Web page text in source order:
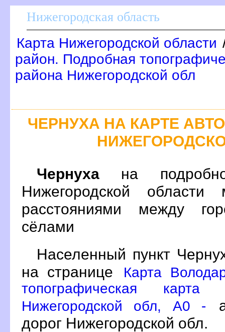
Нижегородская область
Карта Нижегородской области
район. Подробная
района Нижегородской обл
ЧЕРНУХА НА КАРТЕ
Чернуха на
Нижегородской
расстояниями между
сёлами
Населенный пункт
на странице
Карта
топографическая карта
Нижегородской обл, A0 -
дорог Нижегородской обл.